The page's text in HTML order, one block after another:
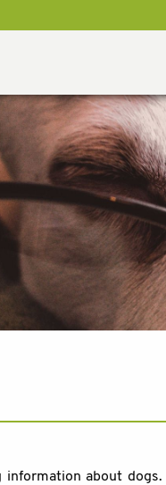
about